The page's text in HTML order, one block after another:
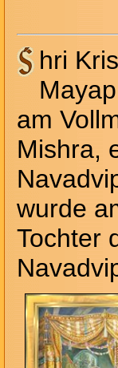
hri
am
Mishra,
wurde
Tochter